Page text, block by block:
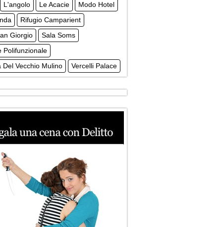
L'angolo
Le Acacie
Modo Hotel
Rifugio Camparient
Giorgio
Sala Soms
Polifunzionale
Del Vecchio Mulino
Vercelli Palace